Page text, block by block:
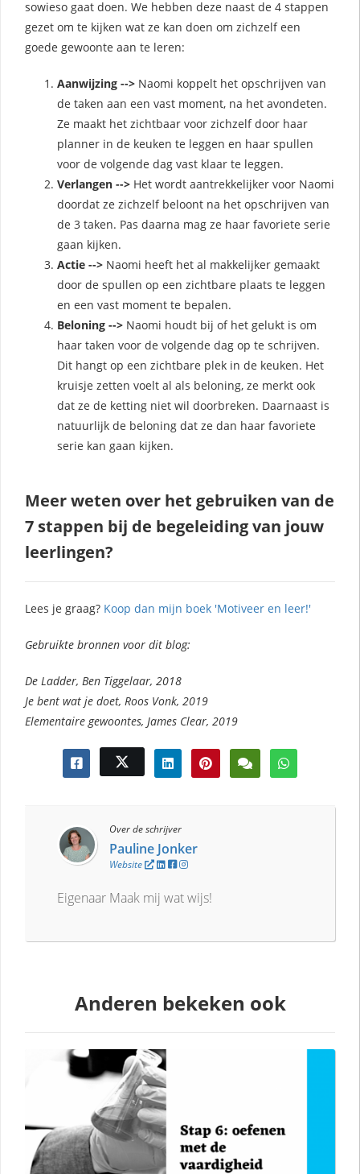
sowieso gaat doen. We hebben deze naast de 4 stappen
gezet om te kijken wat ze kan doen om zichzelf een
goede gewoonte aan te leren:
Aanwijzing --> Naomi koppelt het opschrijven van
de taken aan een vast moment, na het avondeten.
Ze maakt het zichtbaar voor zichzelf door haar
planner in de keuken te leggen en haar spullen
voor de volgende dag vast klaar te leggen.
Verlangen --> Het wordt aantrekkelijker voor Naomi
doordat ze zichzelf beloont na het opschrijven van
de 3 taken. Pas daarna mag ze haar favoriete serie
gaan kijken.
Actie --> Naomi heeft het al makkelijker gemaakt
door de spullen op een zichtbare plaats te leggen
en een vast moment te bepalen.
Beloning --> Naomi houdt bij of het gelukt is om
haar taken voor de volgende dag op te schrijven.
Dit hangt op een zichtbare plek in de keuken. Het
kruisje zetten voelt al als beloning, ze merkt ook
dat ze de ketting niet wil doorbreken. Daarnaast is
natuurlijk de beloning dat ze dan haar favoriete
serie kan gaan kijken.
Meer weten over het gebruiken van de
7 stappen bij de begeleiding van jouw
leerlingen?
Lees je graag? Koop dan mijn boek 'Motiveer en leer!'
Gebruikte bronnen voor dit blog:
De Ladder, Ben Tiggelaar, 2018
Je bent wat je doet, Roos Vonk, 2019
Elementaire gewoontes, James Clear, 2019
Over de schrijver
Pauline Jonker
Website
Eigenaar Maak mij wat wijs!
Anderen bekeken ook